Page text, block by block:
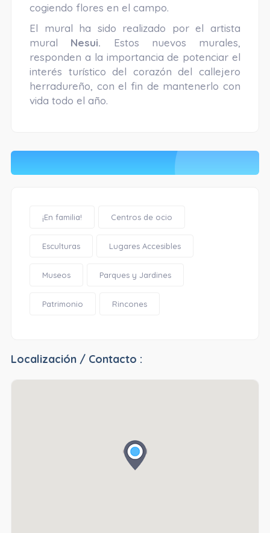
cogiendo flores en el campo.
El mural ha sido realizado por el artista
mural Nesui. Estos nuevos murales,
responden a la importancia de potenciar el
interés turístico del corazón del callejero
herradureño, con el fin de mantenerlo con
vida todo el año.
¡En familia! Centros de ocio
Esculturas Lugares Accesibles
Museos Parques y Jardines
Patrimonio Rincones
Localización / Contacto :